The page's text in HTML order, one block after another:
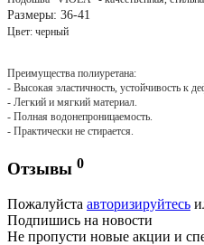
Размеры: 36-41
Цвет: черный
Преимущества полиуретана:
- Высокая эластичность, устойчивость к
- Легкий и мягкий материал.
- Полная водонепроницаемость.
- Практически не стирается.
Отзывы 0
Пожалуйста авторизируйтесь
Подпишись на новости
Не пропусти новые акции и